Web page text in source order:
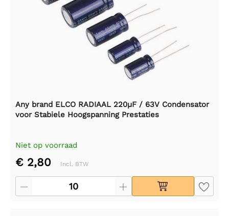
Any brand ELCO RADIAAL 220µF / 63V Condensator
voor Stabiele Hoogspanning Prestaties
Niet op voorraad
€ 2,80 Incl. BTW